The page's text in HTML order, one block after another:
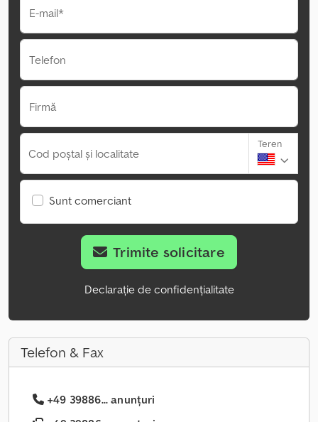
E-mail*
Telefon
Firmă
Cod poștal și localitate
Teren
Sunt comerciant
Trimite solicitare
Declarație de confidențialitate
Telefon & Fax
+49 39886... anunțuri